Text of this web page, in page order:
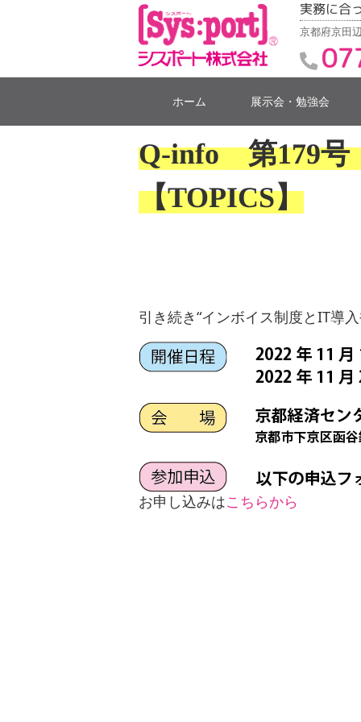
実務に合
京都府京田
ホーム 展示会・勉強会
Q-info 第179
【TOPICS】
引き続き“インボイス制度とIT導
お申し込みはこちらから